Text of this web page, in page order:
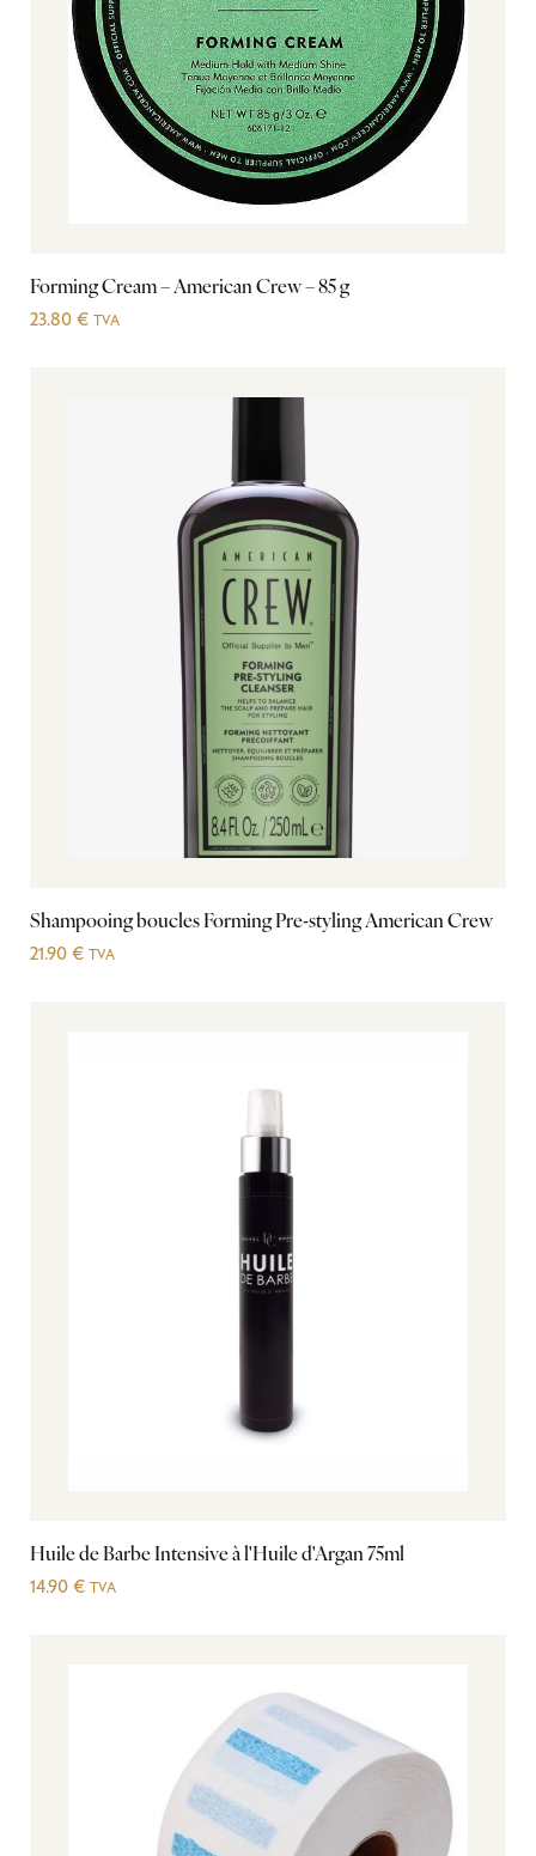
Forming Cream – American Crew – 85 g
23.80 € TVA
Shampooing boucles Forming Pre-styling American Crew
21.90 € TVA
Huile de Barbe Intensive à l'Huile d'Argan 75ml
14.90 € TVA